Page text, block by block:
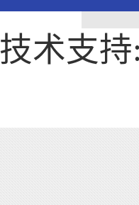
技术支